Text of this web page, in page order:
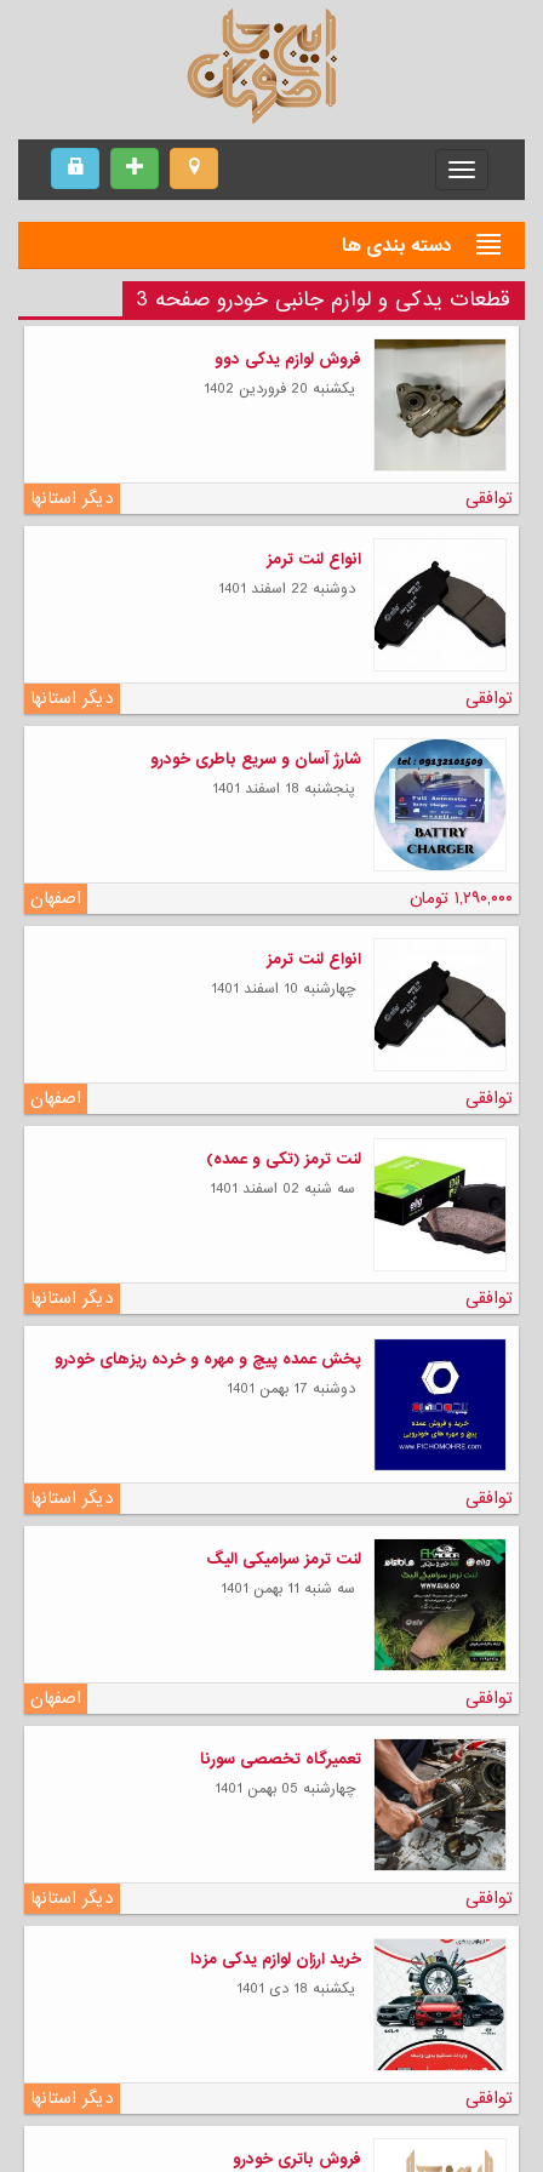
Menu
دسته بندی ها
قطعات یدکی و لوازم جانبی خودرو صفحه 3
فروش لوازم یدکی دوو
يكشنبه 20 فروردين 1402
دیگر استانها توافقی
انواع لنت ترمز
دوشنبه 22 اسفند 1401
دیگر استانها توافقی
شارژ آسان و سریع باطری خودرو
پنجشنبه 18 اسفند 1401
اصفهان ۱,۲۹۰,۰۰۰ تومان
انواع لنت ترمز
چهارشنبه 10 اسفند 1401
اصفهان توافقی
لنت ترمز (تکی و عمده)
سه شنبه 02 اسفند 1401
دیگر استانها توافقی
پخش عمده پیچ و مهره و خرده ریزهای خودرو
دوشنبه 17 بهمن 1401
دیگر استانها توافقی
لنت ترمز سرامیکی الیگ
سه شنبه 11 بهمن 1401
اصفهان توافقی
تعمیرگاه تخصصی سورنا
چهارشنبه 05 بهمن 1401
دیگر استانها توافقی
خرید ارزان لوازم یدکی مزدا
يكشنبه 18 دی 1401
دیگر استانها توافقی
فروش باتری خودرو